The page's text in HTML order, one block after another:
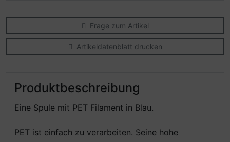
Frage zum Artikel
Artikeldatenblatt drucken
Produktbeschreibung
Eine Spule mit PET Filament in Blau.
PET ist einfach zu verarbeiten. Seine hohe